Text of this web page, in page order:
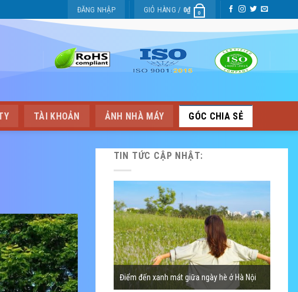
ĐĂNG NHẬP GIỎ HÀNG / 0₫ 0
TÀI KHOẢN ẢNH NHÀ MÁY GÓC CHIA SẺ
TIN TỨC CẬP NHẬT:
trên đồi chè hình bát úp ở
Điểm đến xanh mát giữa ngày hè ở Hà Nội